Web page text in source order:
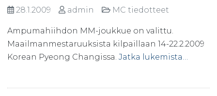
28.1.2009 admin MC tiedotteet
Ampumahiihdon MM-joukkue on valittu.
Maailmanmestaruuksista kilpaillaan 14-22.2.2009
Korean Pyeong Changissa. Jatka lukemista…